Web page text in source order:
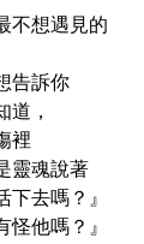
不想遇見的
告訴你
道，
裡
靈魂說著
下去嗎？』
怪他嗎？』